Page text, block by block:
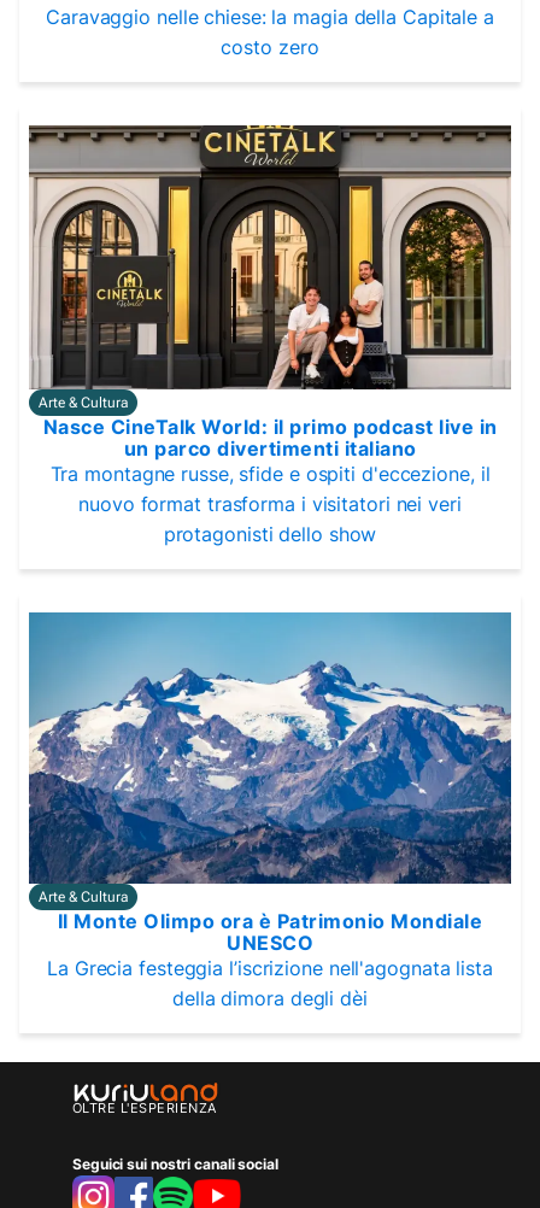
Caravaggio nelle chiese: la magia della Capitale a
costo zero
Arte & Cultura
Nasce CineTalk World: il primo podcast live in
un parco divertimenti italiano
Tra montagne russe, sfide e ospiti d'eccezione, il
nuovo format trasforma i visitatori nei veri
protagonisti dello show
Arte & Cultura
Il Monte Olimpo ora è Patrimonio Mondiale
UNESCO
La Grecia festeggia l’iscrizione nell'agognata lista
della dimora degli dèi
OLTRE L'ESPERIENZA
Seguici sui nostri canali social